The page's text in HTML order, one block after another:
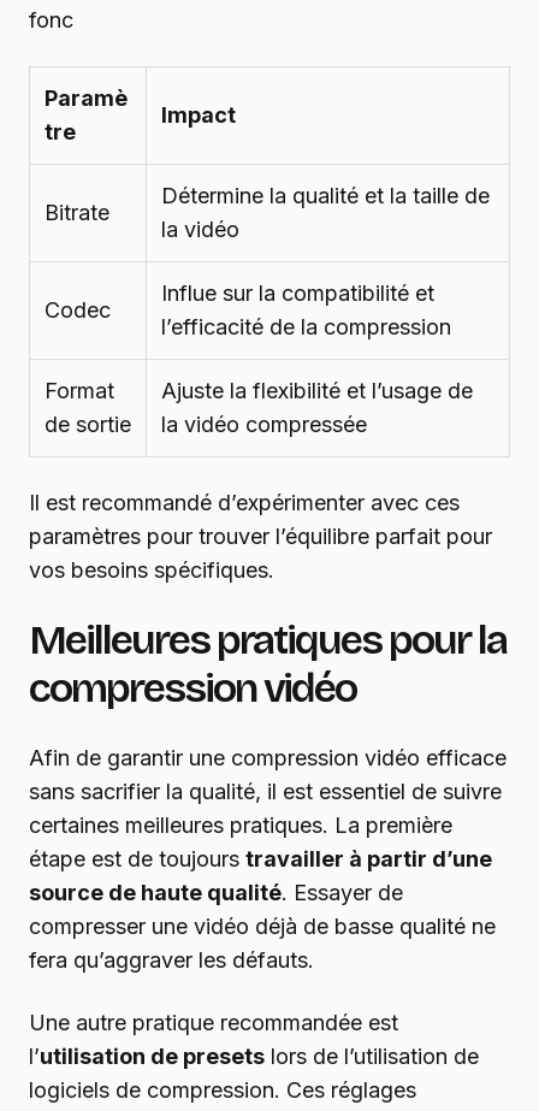
fonc
Paramè
tre
Impact
Bitrate
Détermine la qualité et la taille de
la vidéo
Codec
Influe sur la compatibilité et
l’efficacité de la compression
Format
de sortie
Ajuste la flexibilité et l’usage de
la vidéo compressée
Il est recommandé d’expérimenter avec ces
paramètres pour trouver l’équilibre parfait pour
vos besoins spécifiques.
Meilleures pratiques pour la
compression vidéo
Afin de garantir une compression vidéo efficace
sans sacrifier la qualité, il est essentiel de suivre
certaines meilleures pratiques. La première
étape est de toujours travailler à partir d’une
source de haute qualité. Essayer de
compresser une vidéo déjà de basse qualité ne
fera qu’aggraver les défauts.
Une autre pratique recommandée est
l’utilisation de presets lors de l’utilisation de
logiciels de compression. Ces réglages